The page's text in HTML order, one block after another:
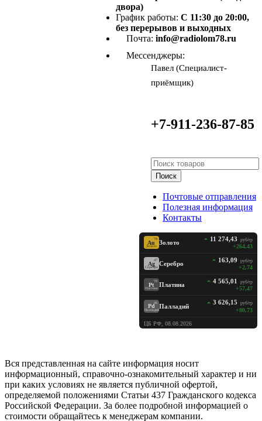
двора)
График работы: С 11:30 до 20:00,
без перерывов и выходных
Почта: info@radiolom78.ru
Мессенджеры:
Павел (Специалист-
приёмщик)
+7-911-236-87-85
Поиск
Почтовые отправления
Полезная информация
Контакты
79
Au
Золото Золото
11 274,43 руб/гр
+264,43
47
Ag
Серебро Серебро
163,09 руб/гр
+2,74
78
Pt
Платина Платина
4 565,01 руб/гр
+57,47
46
Pd
ПалладийПалладий
3 626,15 руб/гр
+80,73
ЦБ РФ, 08.08.2026
Вся представленная на сайте информация носит
информационный, справочно-ознакомительный характер и ни
при каких условиях не является публичной офертой,
определяемой положениями Статьи 437 Гражданского кодекса
Российской Федерации. За более подробной информацией о
стоимости обращайтесь к менеджерам компании.